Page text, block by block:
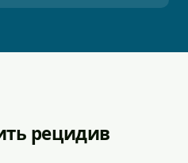
рецидив